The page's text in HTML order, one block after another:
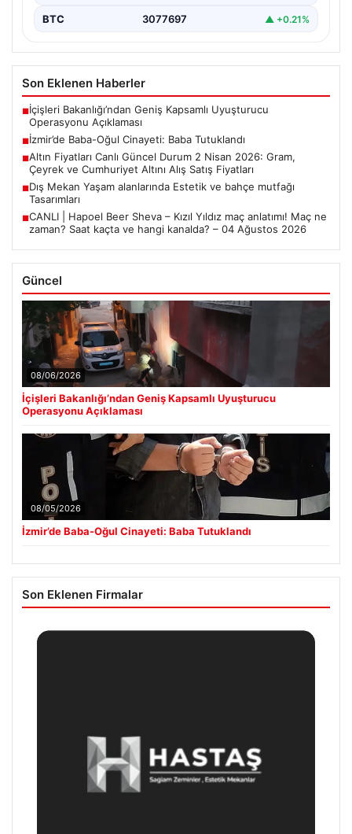
BTC 3077697 ▲ +0.21%
Son Eklenen Haberler
■İçişleri Bakanlığı’ndan Geniş Kapsamlı Uyuşturucu
Operasyonu Açıklaması
■İzmir’de Baba-Oğul Cinayeti: Baba Tutuklandı
■Altın Fiyatları Canlı Güncel Durum 2 Nisan 2026: Gram,
Çeyrek ve Cumhuriyet Altını Alış Satış Fiyatları
■Dış Mekan Yaşam alanlarında Estetik ve bahçe mutfağı
Tasarımları
■CANLI | Hapoel Beer Sheva – Kızıl Yıldız maç anlatımı! Maç ne
zaman? Saat kaçta ve hangi kanalda? – 04 Ağustos 2026
Güncel
08/06/2026
İçişleri Bakanlığı’ndan Geniş Kapsamlı Uyuşturucu
Operasyonu Açıklaması
08/05/2026
İzmir’de Baba-Oğul Cinayeti: Baba Tutuklandı
Son Eklenen Firmalar